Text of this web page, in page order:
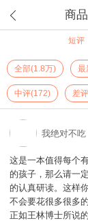
商品
短评
全部(1.8万) 最
中评(172) 差
我绝对不吃
这是一本值得每个
的孩子，那么请一
的认真研读。这样
不会要花很多很多
正如王林博士所说